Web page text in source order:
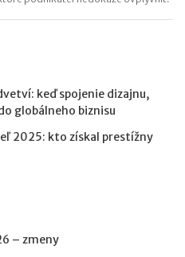
keď spojenie dizajnu,
globálneho biznisu
2025: kto získal prestížny
– zmeny